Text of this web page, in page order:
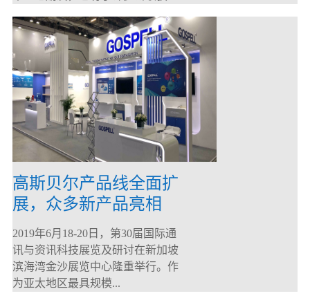
高斯贝尔产品线全面扩
展，众多新产品亮相
CommunicAsia 2019
2019年6月18-20日，第30届国际通
讯与资讯科技展览及研讨在新加坡
滨海湾金沙展览中心隆重举行。作
为亚太地区最具规模...